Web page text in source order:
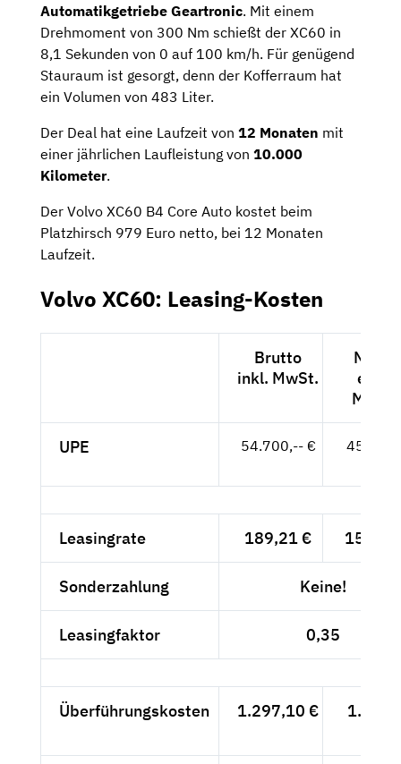
Automatikgetriebe Geartronic. Mit einem
Drehmoment von 300 Nm schießt der XC60 in
8,1 Sekunden von 0 auf 100 km/h. Für genügend
Stauraum ist gesorgt, denn der Kofferraum hat
ein Volumen von 483 Liter.
Der Deal hat eine Laufzeit von 12 Monaten mit
einer jährlichen Laufleistung von 10.000
Kilometer.
Der Volvo XC60 B4 Core Auto kostet beim
Platzhirsch 979 Euro netto, bei 12 Monaten
Laufzeit.
Volvo XC60: Leasing-Kosten
Brutto
inkl. MwSt.
Netto
exkl.
MwSt.
UPE 54.700,-- €
Leasingrate 189,21 € 159,--
Sonderzahlung Keine!
Leasingfaktor 0,35
Überführungskosten 1.297,10 €
1.090,-